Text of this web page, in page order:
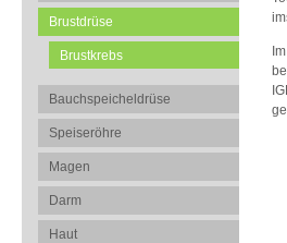
Brustdrüse
Brustkrebs
Bauchspeicheldrüse
Speiseröhre
Magen
Darm
Haut